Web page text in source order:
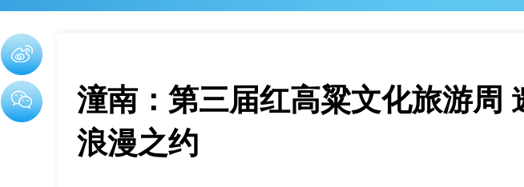
潼南：第三届红高粱文化旅游周
浪漫之约